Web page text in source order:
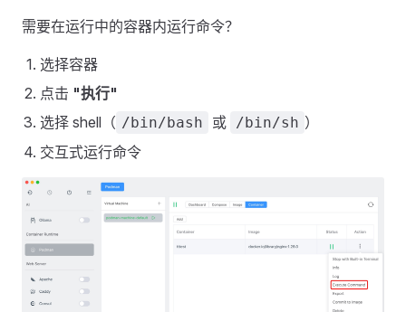
需要在运行中的容器内运行命令？
选择容器
点击 "执行"
选择 shell（ /bin/bash 或 /bin/sh ）
交互式运行命令